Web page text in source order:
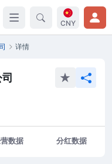
CNY
详情
数据 分红数据